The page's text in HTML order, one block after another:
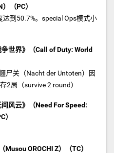
（PC）
到50.7%。special Ops模式小
世界》（Call of Duty: World
尸关（Nacht der Untoten）因
2局（survive 2 round）
风云》（Need For Speed:
）
Musou OROCHI Z）（TC）